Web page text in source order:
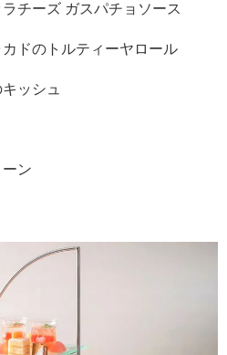
チーズ ガスパチョソース
ドのトルティーヤロール
ッシュ
ン